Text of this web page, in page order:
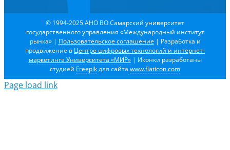
© 1994-2025 АНО ВО Самарский университет
государственного управления «Международный институт
рынка» | Пользовательское соглашение | Разработка и
продвижение в Центре цифровых технологий и интернет-
маркетинга Университета «МИР»| Иконки разработаны
студией Freepikдля сайта www.flaticon.com
Page load link